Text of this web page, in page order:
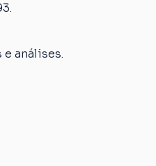
análises.